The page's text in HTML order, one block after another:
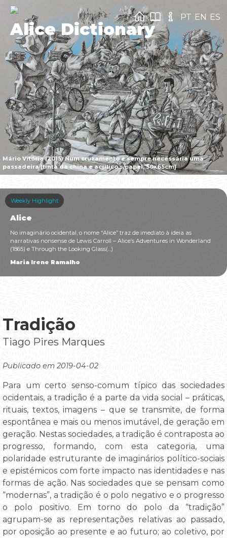
Mário Vitória (2015) Num cruzamento é sempre necessária uma
passadeira [tinta da china e acrílico s/papel, 50x65cm]
Alice Dictionary
PT EN ES
Weekly Highlight
Alice
No imaginário ocidental, o nome “Alice” traz de imediato à ideia as
narrativas nonsense de Lewis Carroll – Alice’s Adventures in Wonderland
(1865) e Through the Looking Glass(...)
Maria Irene Ramalho
Tradição
Tiago Pires Marques
Publicado em 2019-04-02
Para um certo senso-comum típico das sociedades
ocidentais, a tradição é a parte da vida social – práticas,
rituais, textos, imagens – que se transmite, de forma
espontânea e mais ou menos imutável, de geração em
geração. Nestas sociedades, a tradição é contraposta ao
progresso, formando, com esta categoria, uma
polaridade estruturante de imaginários político-sociais
e epistémicos com forte impacto nas identidades e nas
formas de ação. Nas sociedades que se pensam como
“modernas”, a tradição é o polo negativo e o progresso
o polo positivo. Em torno do polo da “tradição”
agrupam-se as representações relativas ao passado,
por oposição ao presente e ao futuro; ao coletivo, por